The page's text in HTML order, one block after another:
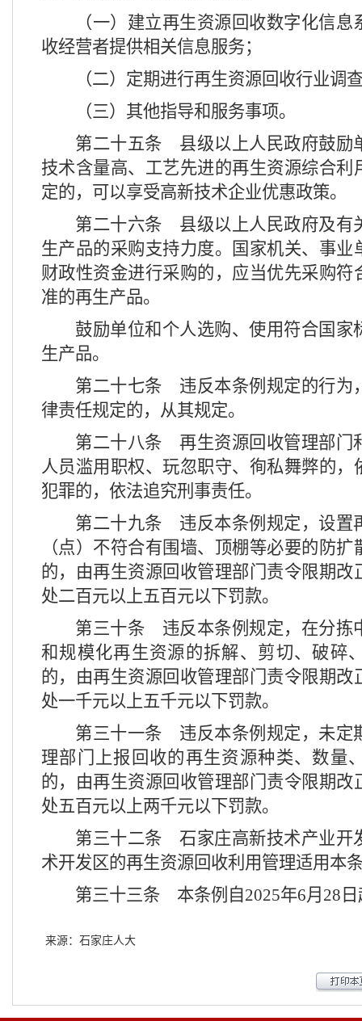
（一）建立再生资源回收数字化信
收经营者提供相关信息服务；
（二）定期进行再生资源回收行业调
（三）其他指导和服务事项。
第二十五条 县级以上人民政府鼓励
技术含量高、工艺先进的再生资源综合利
定的，可以享受高新技术企业优惠政策。
第二十六条 县级以上人民政府及有
生产品的采购支持力度。国家机关、事业
财政性资金进行采购的，应当优先采购符
准的再生产品。
鼓励单位和个人选购、使用符合国家
生产品。
第二十七条 违反本条例规定的行为
律责任规定的，从其规定。
第二十八条 再生资源回收管理部门
人员滥用职权、玩忽职守、徇私舞弊的，
犯罪的，依法追究刑事责任。
第二十九条 违反本条例规定，设置
（点）不符合有围墙、顶棚等必要的防
的，由再生资源回收管理部门责令限期改
处二百元以上五百元以下罚款。
第三十条 违反本条例规定，在分拣
和规模化再生资源的拆解、剪切、破碎
的，由再生资源回收管理部门责令限期改
处一千元以上五千元以下罚款。
第三十一条 违反本条例规定，未定
理部门上报回收的再生资源种类、数量
的，由再生资源回收管理部门责令限期改
处五百元以上两千元以下罚款。
第三十二条 石家庄高新技术产业开
术开发区的再生资源回收利用管理适用本
第三十三条 本条例自2025年6月 28
来源：石家庄人大